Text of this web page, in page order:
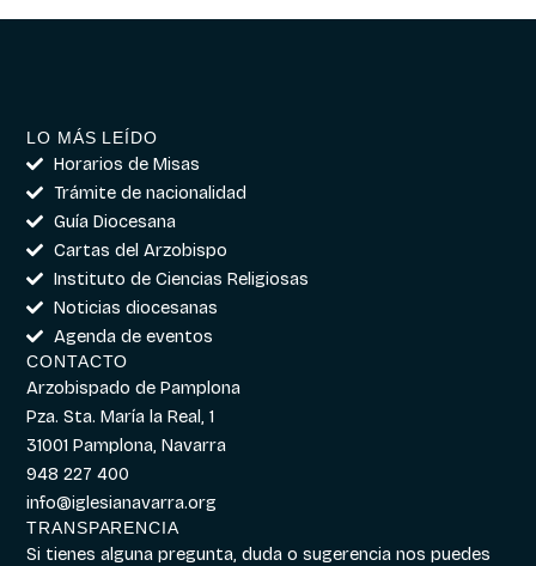
LO MÁS LEÍDO
Horarios de Misas
Trámite de nacionalidad
Guía Diocesana
Cartas del Arzobispo
Instituto de Ciencias Religiosas
Noticias diocesanas
Agenda de eventos
CONTACTO
Arzobispado de Pamplona
Pza. Sta. María la Real, 1
31001 Pamplona, Navarra
948 227 400
info@iglesianavarra.org
TRANSPARENCIA
Si tienes alguna pregunta, duda o sugerencia nos puedes